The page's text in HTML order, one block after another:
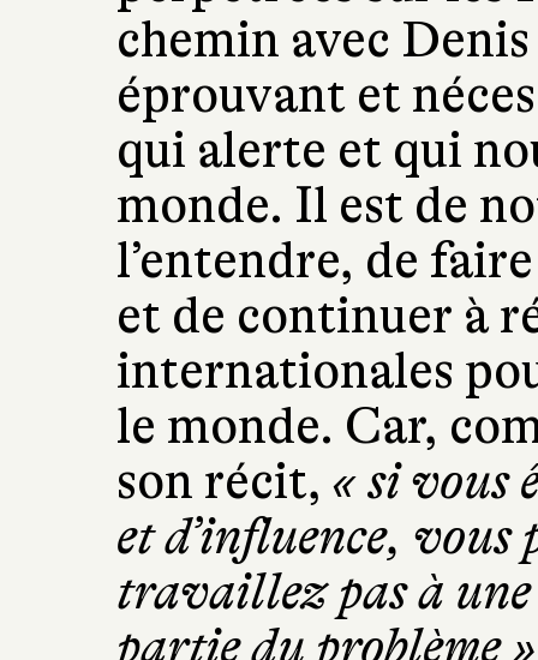
chemin avec
éprouvant et
qui alerte et qui
monde. Il est de
l’entendre, de
et de continuer à
internationales
le monde. Car,
son récit, « si vous
et d’influence,
travaillez pas à
partie du problème »